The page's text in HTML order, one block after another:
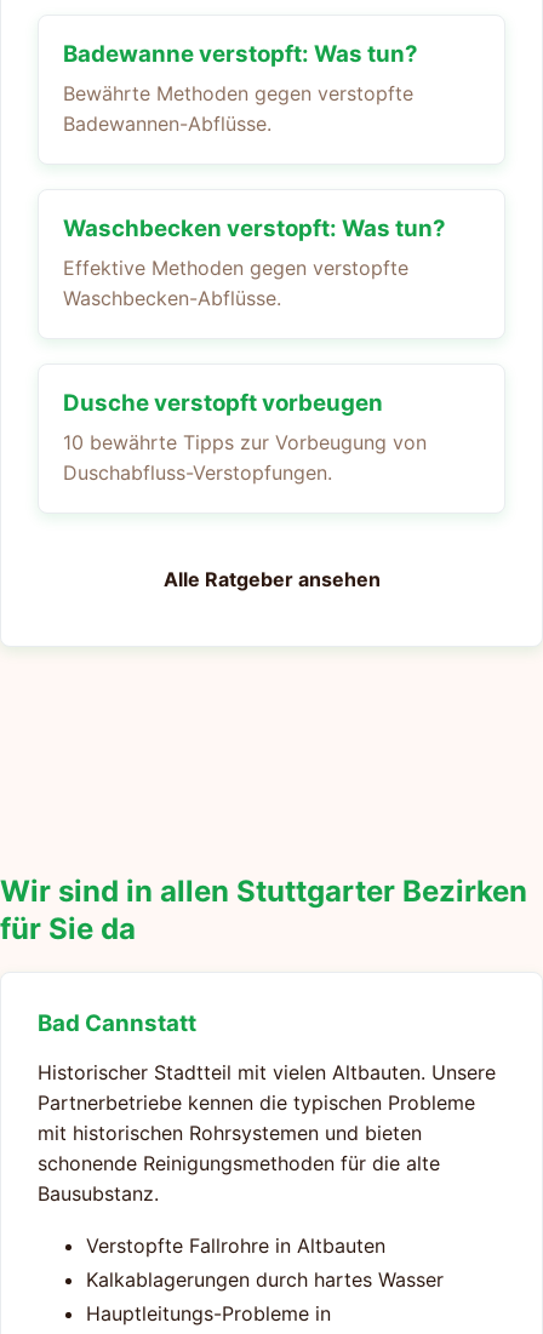
Badewanne verstopft: Was tun?
Bewährte Methoden gegen verstopfte
Badewannen-Abflüsse.
Waschbecken verstopft: Was tun?
Effektive Methoden gegen verstopfte
Waschbecken-Abflüsse.
Dusche verstopft vorbeugen
10 bewährte Tipps zur Vorbeugung von
Duschabfluss-Verstopfungen.
Alle Ratgeber ansehen
Wir sind in allen Stuttgarter Bezirken
für Sie da
Bad Cannstatt
Historischer Stadtteil mit vielen Altbauten. Unsere
Partnerbetriebe kennen die typischen Probleme
mit historischen Rohrsystemen und bieten
schonende Reinigungsmethoden für die alte
Bausubstanz.
Verstopfte Fallrohre in Altbauten
Kalkablagerungen durch hartes Wasser
Hauptleitungs-Probleme in